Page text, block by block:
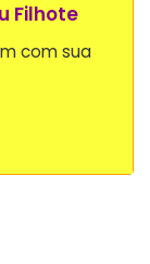
Filhote
com sua